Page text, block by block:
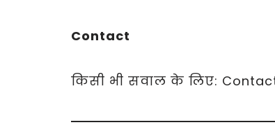
Contact
किसी भी सवाल के लिए: